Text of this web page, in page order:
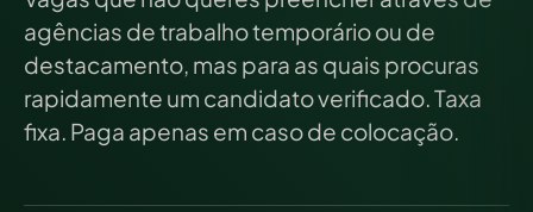
agências de trabalho temporário ou de
destacamento, mas para as quais procuras
rapidamente um candidato verificado. Taxa
fixa. Paga apenas em caso de colocação.